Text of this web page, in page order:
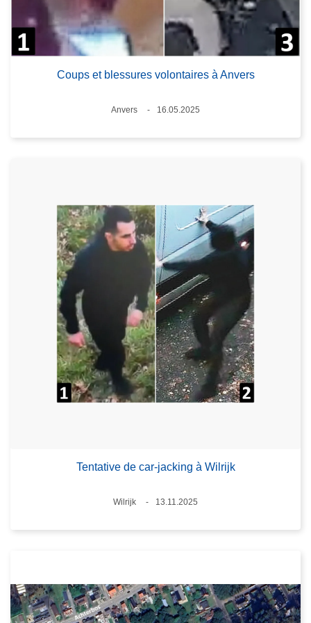
Coups et blessures volontaires à Anvers
Lieux
Anvers
16.05.2025
Tentative de car-jacking à Wilrijk
Lieux
Wilrijk
13.11.2025